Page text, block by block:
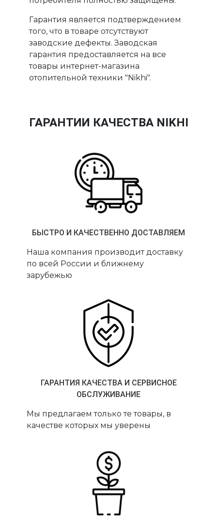
Гарантия является подтверждением
того, что в товаре отсутствуют
заводские дефекты. Заводская
гарантия предоставляется на все
товары интернет-магазина
отопительной техники "Nikhi".
ГАРАНТИИ КАЧЕСТВА NIKHI
БЫСТРО И КАЧЕСТВЕННО ДОСТАВЛЯЕМ
Наша компания производит доставку
по всей России и ближнему
зарубежью
ГАРАНТИЯ КАЧЕСТВА И СЕРВИСНОЕ
ОБСЛУЖИВАНИЕ
Мы предлагаем только те товары, в
качестве которых мы уверены